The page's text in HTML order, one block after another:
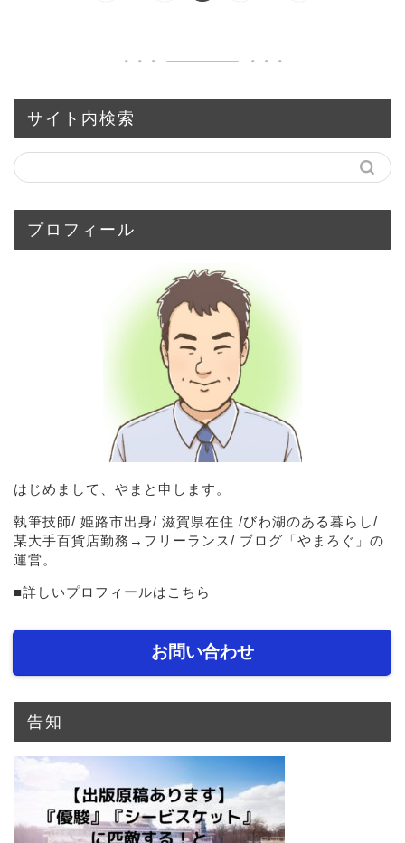
サイト内検索
プロフィール
はじめまして、やまと申します。
執筆技師/ 姫路市出身/ 滋賀県在住 /びわ湖のある暮らし/
某大手百貨店勤務→フリーランス/ ブログ「やまろぐ」の
運営。
■詳しいプロフィールはこちら
お問い合わせ
告知